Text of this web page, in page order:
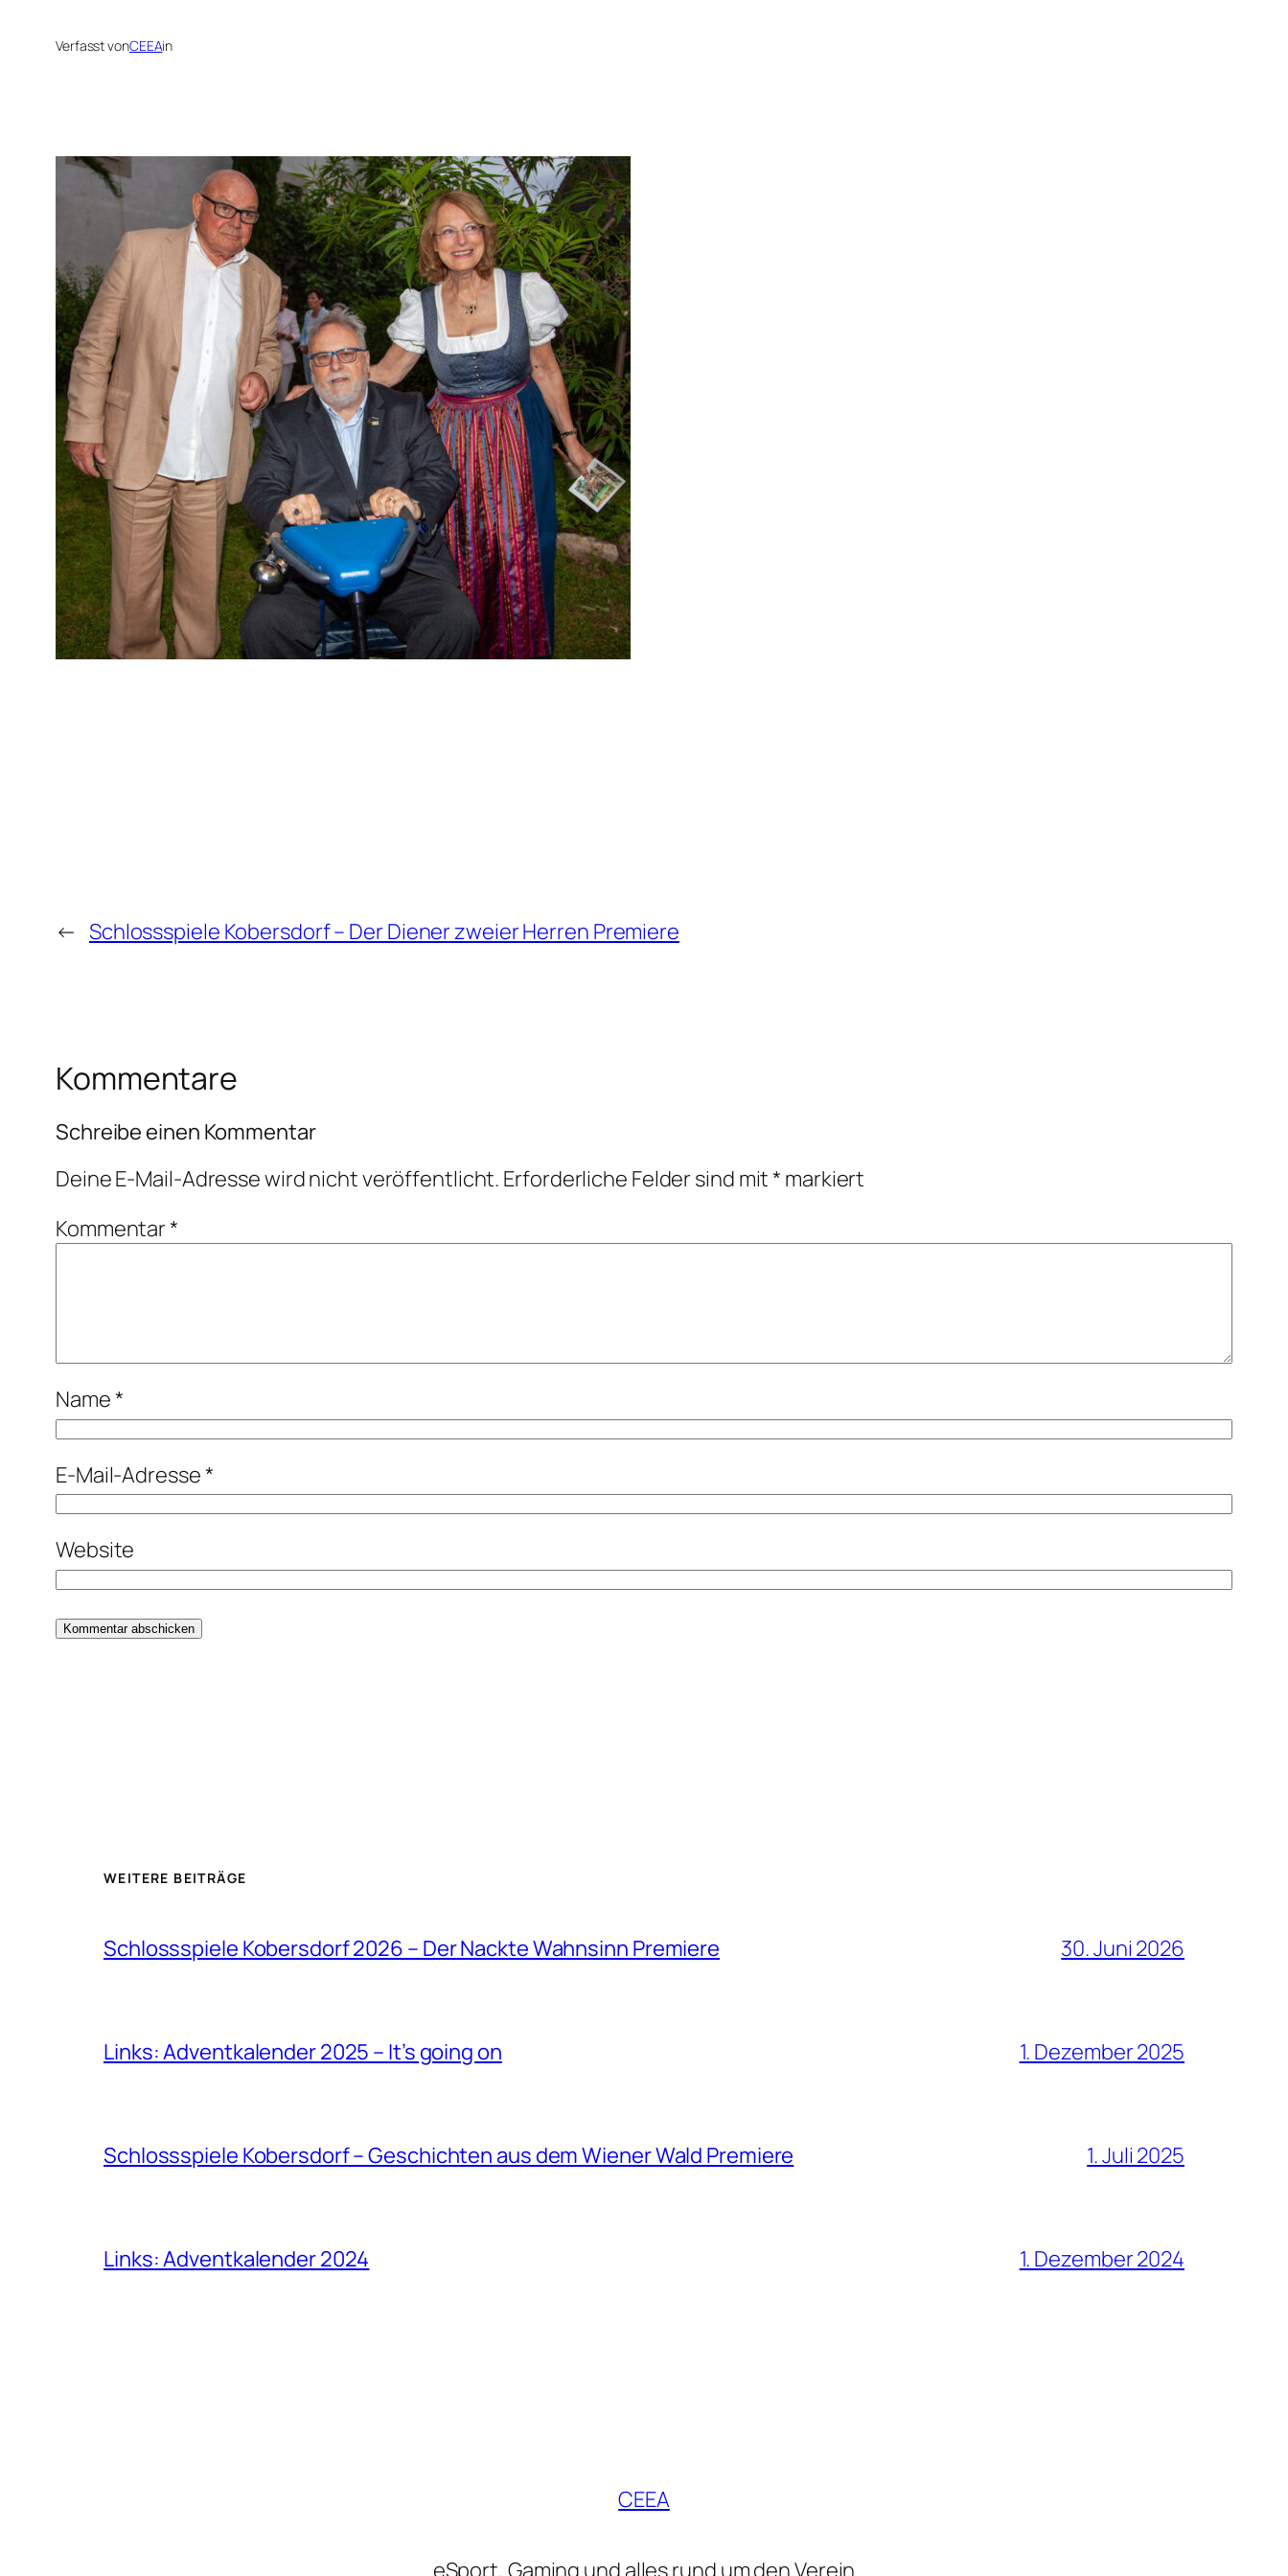
Verfasst vonCEEAin
← Schlossspiele Kobersdorf – Der Diener zweier Herren Premiere
Kommentare
Schreibe einen Kommentar
Deine E-Mail-Adresse wird nicht veröffentlicht. Erforderliche Felder sind mit* markiert
Kommentar*
Name*
E-Mail-Adresse*
Website
WEITERE BEITRÄGE
Schlossspiele Kobersdorf 2026 – Der Nackte Wahnsinn Premiere 30. Juni 2026
Links: Adventkalender 2025 – It’s going on 1. Dezember 2025
Schlossspiele Kobersdorf – Geschichten aus dem Wiener Wald Premiere 1. Juli 2025
Links: Adventkalender 2024 1. Dezember 2024
CEEA
eSport, Gaming und alles rund um den Verein